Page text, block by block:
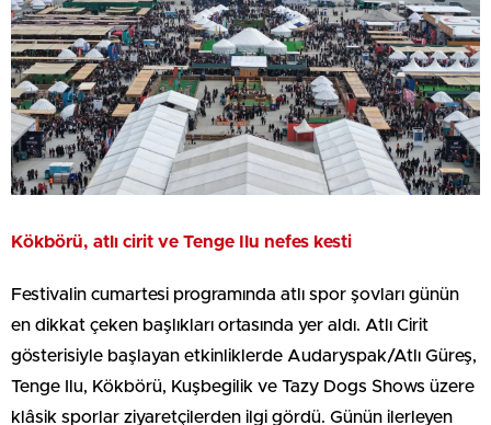
Kökbörü, atlı cirit ve Tenge Ilu nefes kesti
Festivalin cumartesi programında atlı spor şovları günün
en dikkat çeken başlıkları ortasında yer aldı. Atlı Cirit
gösterisiyle başlayan etkinliklerde Audaryspak/Atlı Güreş,
Tenge Ilu, Kökbörü, Kuşbegilik ve Tazy Dogs Shows üzere
klâsik sporlar ziyaretçilerden ilgi gördü. Günün ilerleyen